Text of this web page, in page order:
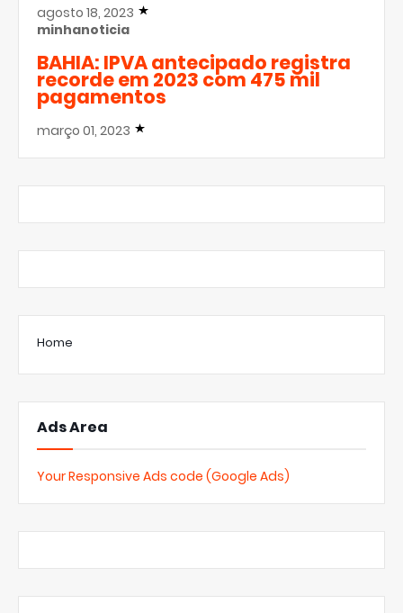
agosto 18, 2023
minhanoticia
BAHIA: IPVA antecipado registra
recorde em 2023 com 475 mil
pagamentos
março 01, 2023
Home
Ads Area
Your Responsive Ads code (Google Ads)